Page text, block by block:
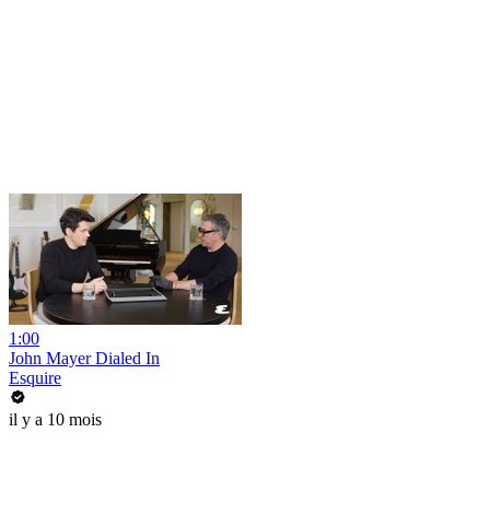
1:00
John Mayer Dialed In
Esquire
il y a 10 mois